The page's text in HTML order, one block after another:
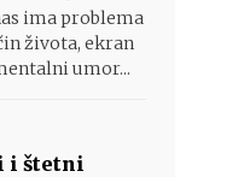
ima problema
života, ekran
umor...
i štetni